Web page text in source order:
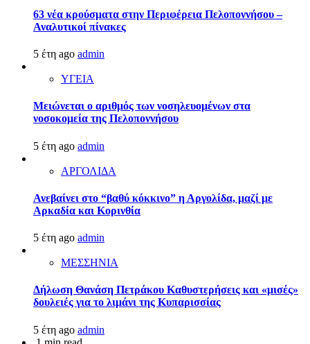
63 νέα κρούσματα στην Περιφέρεια Πελοποννήσου –
Αναλυτικοί πίνακες
5 έτη ago admin
ΥΓΕΙΑ
Μειώνεται ο αριθμός των νοσηλευομένων στα
νοσοκομεία της Πελοποννήσου
5 έτη ago admin
ΑΡΓΟΛΙΔΑ
Ανεβαίνει στο “βαθύ κόκκινο” η Αργολίδα, μαζί με
Αρκαδία και Κορινθία
5 έτη ago admin
ΜΕΣΣΗΝΙΑ
Δήλωση Θανάση Πετράκου Καθυστερήσεις και «μισές»
δουλειές για το λιμάνι της Κυπαρισσίας
5 έτη ago admin